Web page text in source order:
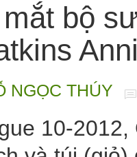
bộ
NGỌC THÚY
10-